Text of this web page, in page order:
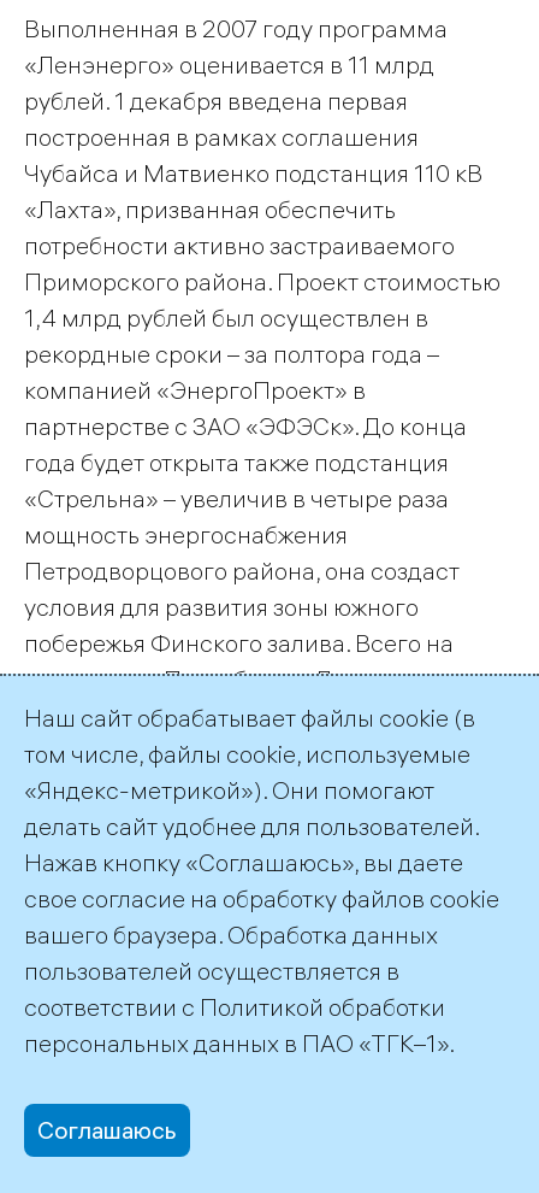
Выполненная в 2007 году программа
«Ленэнерго» оценивается в 11 млрд
рублей. 1 декабря введена первая
построенная в рамках соглашения
Чубайса и Матвиенко подстанция 110 кВ
«Лахта», призванная обеспечить
потребности активно застраиваемого
Приморского района. Проект стоимостью
1,4 млрд рублей был осуществлен в
рекордные сроки – за полтора года –
компанией «ЭнергоПроект» в
партнерстве с ЗАО «ЭФЭСк». До конца
года будет открыта также подстанция
«Стрельна» – увеличив в четыре раза
мощность энергоснабжения
Петродворцового района, она создаст
условия для развития зоны южного
побережья Финского залива. Всего на
территории Петербурга «Ленэнерго»
построит 19 новых подстанций и
реконструирует 27, проложит более 500 км
кабельных и воздушных линий.
Что же касается соглашения Чубайса и
губернатора Ленобласти Валерия
Сердюкова, то эта программа потребует,
по словам Чистякова, 27 млрд рублей. В
планах строительство 19 новых и
реконструкция 50 действующих
подстанций и сооружение 1,5 тыс. км
линий электропередач. «Во-первых,
приоритетом программы является
Наш сайт обрабатывает файлы cookie (в
том числе, файлы cookie, используемые
«Яндекс-метрикой»). Они помогают
делать сайт удобнее для пользователей.
Нажав кнопку «Соглашаюсь», вы даете
свое согласие на обработку файлов cookie
вашего браузера. Обработка данных
пользователей осуществляется в
соответствии с Политикой обработки
персональных данных в ПАО «ТГК–1».
Соглашаюсь